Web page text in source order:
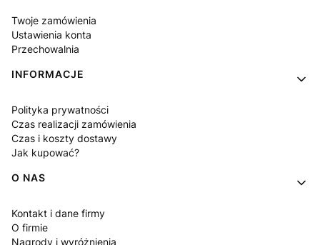
Twoje zamówienia
Ustawienia konta
Przechowalnia
INFORMACJE
Polityka prywatności
Czas realizacji zamówienia
Czas i koszty dostawy
Jak kupować?
O NAS
Kontakt i dane firmy
O firmie
Nagrody i wyróżnienia